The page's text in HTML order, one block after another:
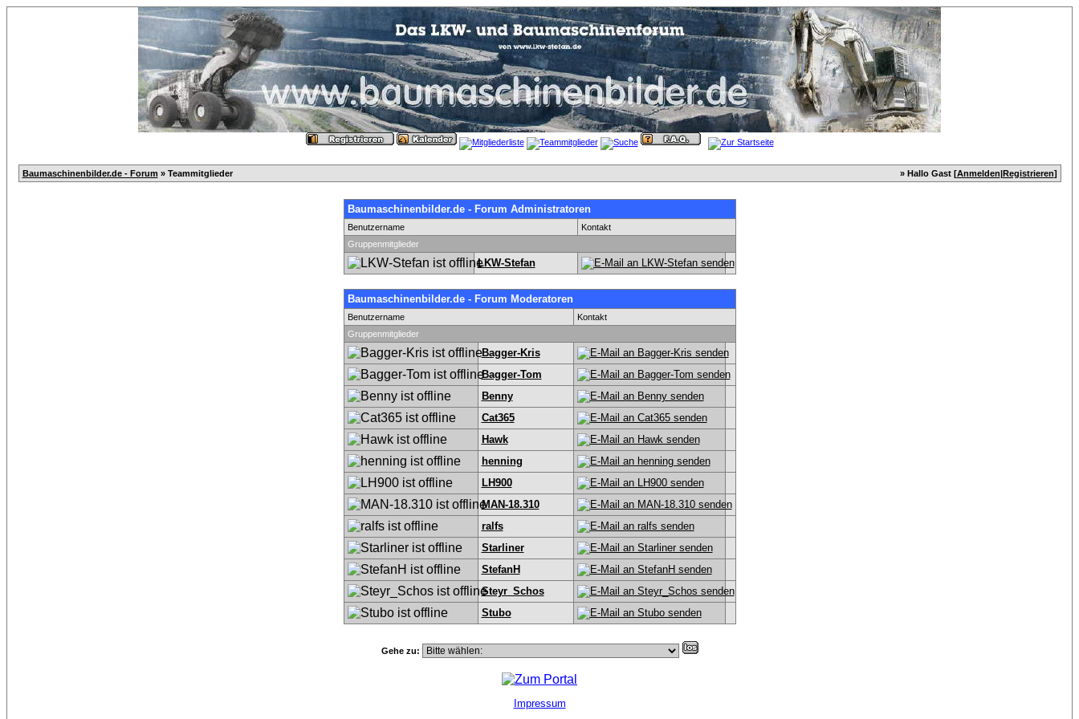
Baumaschinenbilder.de - Forum » Teammitglieder » Hallo Gast [Anmelden|Registrieren]
Baumaschinenbilder.de - Forum Administratoren
Benutzername
Kontakt
Gruppenmitglieder
LKW-Stefan
Baumaschinenbilder.de - Forum Moderatoren
Benutzername
Kontakt
Gruppenmitglieder
Bagger-Kris
Bagger-Tom
Benny
Cat365
Hawk
henning
LH900
MAN-18.310
ralfs
Starliner
StefanH
Steyr_Schos
Stubo
Gehe zu:
Impressum